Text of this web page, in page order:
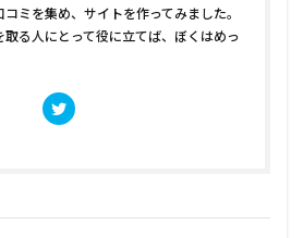
ミを集め、サイトを作ってみました。
取る人にとって役に立てば、ぼくはめっ